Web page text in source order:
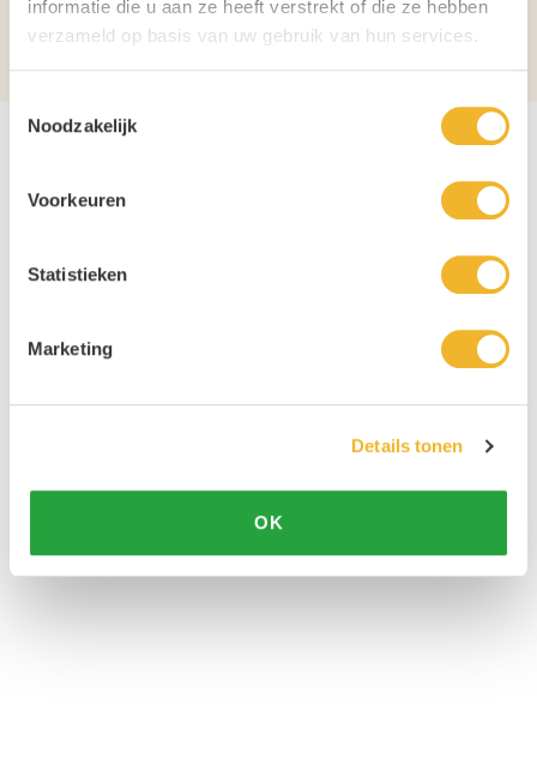
informatie die u aan ze heeft verstrekt of die ze hebben
verzameld op basis van uw gebruik van hun services.
Noodzakelijk
Voorkeuren
Statistieken
Marketing
Details tonen
OK
Aantal per verpakking 800